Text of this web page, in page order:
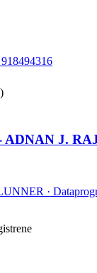
)
ADNAN J.
·